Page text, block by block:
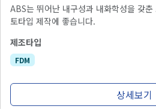
ABS는 뛰어난 내구성과 내화학성을 갖
토타입 제작에 좋습니다.
제조타입
FDM
상세보기